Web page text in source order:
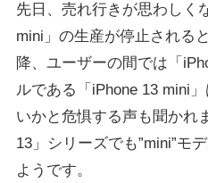
先日、売れ行きが思わしく
mini」の生産が停止される
降、ユーザーの間では「
ルである「iPhone 13 mini
いかと危惧する声も聞かれ
13」シリーズでも”mini”モ
ようです。